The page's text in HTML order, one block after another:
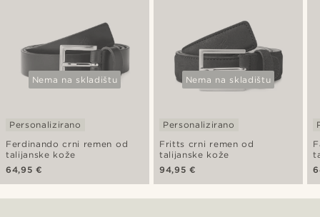
Nema na skladištu
Ferdinando crni remen od
talijanske kože
Personalizirano
64,95 €
Nema na skladištu
Fritts crni remen od
talijanske kože
Personalizirano
94,95 €